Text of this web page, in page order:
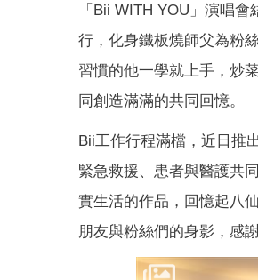
「Bii WITH YOU」演唱
行，化身鐵板燒師父為粉
習慣的他一學就上手，炒
同創造滿滿的共同回憶。
Bii工作行程滿檔，近日推
緊急救援、患者與醫護共
實生活的作品，回憶起八
朋友與粉絲們的身影，感